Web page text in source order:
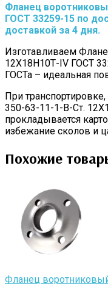
Фланец
ГОСТ 33259-15 по
доставкой за 4 дня.
Изготавливаем
12Х18Н10Т-IV ГОСТ
ГОСТа – идеальная
При
350-63-11-1-B-Cт.
прокладывается
избежание сколов и
Похожие
Фланец